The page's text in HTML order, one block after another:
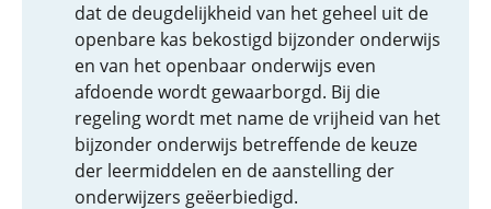
dat de deugdelijkheid van het geheel uit de
openbare kas bekostigd bijzonder onderwijs
en van het openbaar onderwijs even
afdoende wordt gewaarborgd. Bij die
regeling wordt met name de vrijheid van het
bijzonder onderwijs betreffende de keuze
der leermiddelen en de aanstelling der
onderwijzers geëerbiedigd.